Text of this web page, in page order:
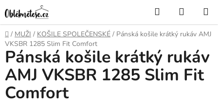
na
obsah
Hledat
KOŠÍK
Domů
/ MUŽI / KOŠILE SPOLEČENSKÉ / Pánská košile krátký rukáv AMJ
VKSBR 1285 Slim Fit Comfort
Pánská košile krátký rukáv
AMJ VKSBR 1285 Slim Fit
Comfort